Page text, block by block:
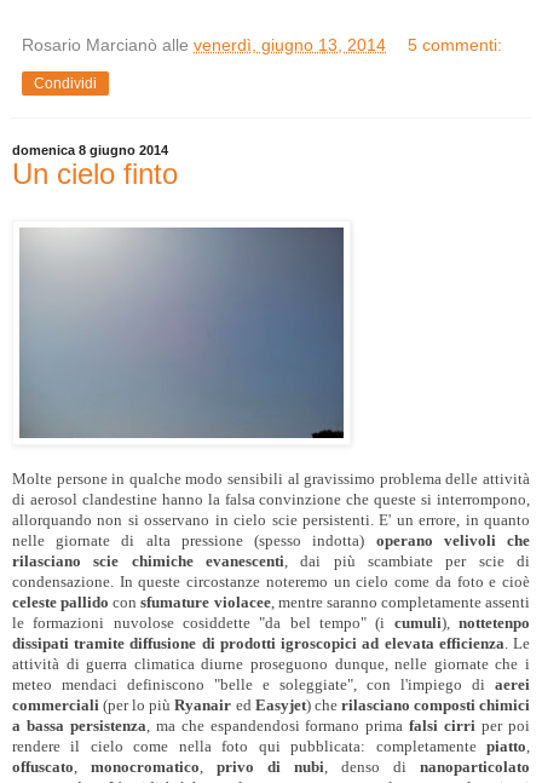
Rosario Marcianò alle venerdì, giugno 13, 2014 5 commenti:
Condividi
domenica 8 giugno 2014
Un cielo finto
Molte persone in qualche modo sensibili al gravissimo problema delle attività
di aerosol clandestine hanno la falsa convinzione che queste si interrompono,
allorquando non si osservano in cielo scie persistenti. E' un errore, in quanto
nelle giornate di alta pressione (spesso indotta) operano velivoli che
rilasciano scie chimiche evanescenti , dai più scambiate per scie di
condensazione. In queste circostanze noteremo un cielo come da foto e cioè
celeste pallido consfumature violacee, mentre saranno completamente assenti
le formazioni nuvolose cosiddette "da bel tempo" (i cumuli),nottetenpo
dissipati tramite diffusione di prodotti igroscopici ad elevata efficienza . Le
attività di guerra climatica diurne proseguono dunque, nelle giornate che i
meteo mendaci definiscono "belle e soleggiate", con l'impiego di aerei
commerciali (per lo piùRyanair ed Easyjet) che rilasciano composti chimici
a bassa persistenza , ma che espandendosi formano primafalsi cirri per poi
rendere il cielo come nella foto qui pubblicata: completamente piatto
offuscato
monocromatico privo di nubi , denso di nanoparticolato